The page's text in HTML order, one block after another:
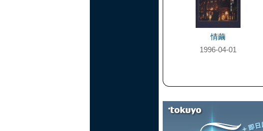
情繭
1996-04-01